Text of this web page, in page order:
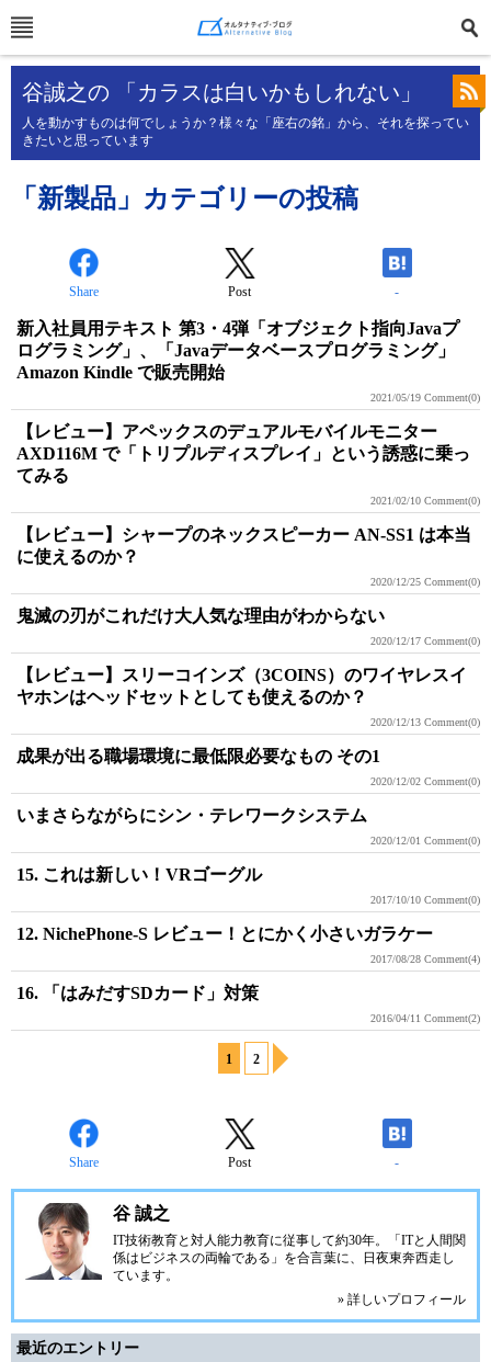
谷誠之の 「カラスは白いかもしれない」
人を動かすものは何でしょうか？様々な「座右の銘」から、それを探ってい
きたいと思っています
「新製品」カテゴリーの投稿
Share Post -
新入社員用テキスト 第3・4弾「オブジェクト指向Javaプ
ログラミング」、「Javaデータベースプログラミング」
Amazon Kindle で販売開始
2021/05/19 Comment(0)
【レビュー】アペックスのデュアルモバイルモニター
AXD116M で「トリプルディスプレイ」という誘惑に乗っ
てみる
2021/02/10 Comment(0)
【レビュー】シャープのネックスピーカー AN-SS1 は本当
に使えるのか？
2020/12/25 Comment(0)
鬼滅の刃がこれだけ大人気な理由がわからない
2020/12/17 Comment(0)
【レビュー】スリーコインズ（3COINS）のワイヤレスイ
ヤホンはヘッドセットとしても使えるのか？
2020/12/13 Comment(0)
成果が出る職場環境に最低限必要なもの その1
2020/12/02 Comment(0)
いまさらながらにシン・テレワークシステム
2020/12/01 Comment(0)
15. これは新しい！VRゴーグル
2017/10/10 Comment(0)
12. NichePhone-S レビュー！とにかく小さいガラケー
2017/08/28 Comment(4)
16. 「はみだすSDカード」対策
2016/04/11 Comment(2)
1 2
Share Post -
谷 誠之
IT技術教育と対人能力教育に従事して約30年。「ITと人間関
係はビジネスの両輪である」を合言葉に、日夜東奔西走し
ています。
» 詳しいプロフィール
最近のエントリー